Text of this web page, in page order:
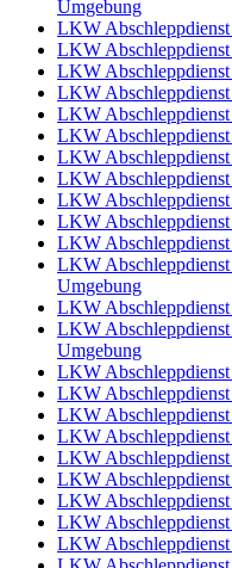
Umgebung
LKW
LKW
LKW
LKW
LKW
LKW
LKW
LKW
LKW
LKW
LKW
LKW
Umgebung
LKW
LKW
Umgebung
LKW
LKW
LKW
LKW
LKW
LKW
LKW
LKW
LKW